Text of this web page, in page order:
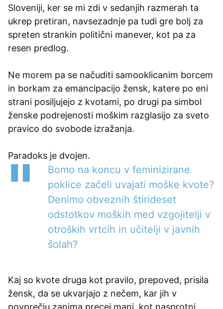
Sloveniji, ker se mi zdi v sedanjih razmerah ta
ukrep pretiran, navsezadnje pa tudi gre bolj za
spreten strankin politični manever, kot pa za
resen predlog.
Ne morem pa se načuditi samooklicanim borcem
in borkam za emancipacijo žensk, katere po eni
strani posiljujejo z kvotami, po drugi pa simbol
ženske podrejenosti moškim razglasijo za sveto
pravico do svobode izražanja.
Paradoks je dvojen.
Bomo na koncu v feminizirane
poklice začeli uvajati moške kvote?
Denimo obveznih štirideset
odstotkov moških med vzgojitelji v
otroških vrtcih in učitelji v javnih
šolah?
Kaj so kvote druga kot pravilo, prepoved, prisila
žensk, da se ukvarjajo z nečem, kar jih v
povprečju zanima precej manj, kot nasprotni